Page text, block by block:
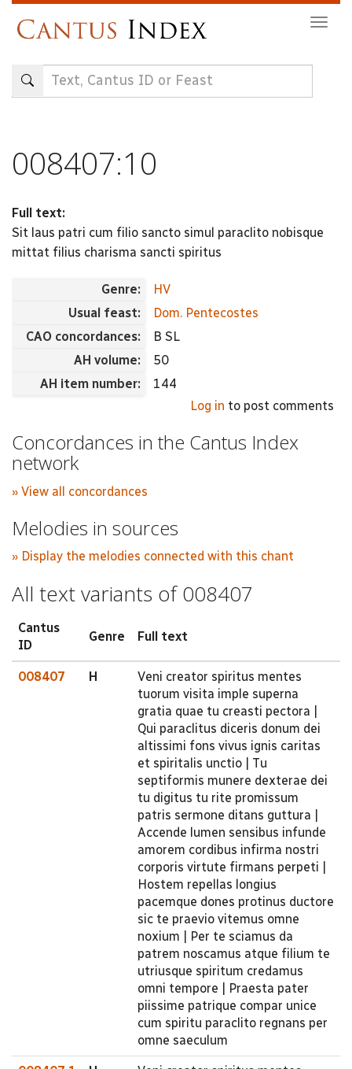
content
008407:10
Full text:
Sit laus patri cum filio sancto simul paraclito nobisque
mittat filius charisma sancti spiritus
Genre:
HV
Usual feast:
Dom. Pentecostes
CAO concordances:
B SL
AH volume:
50
AH item number:
144
Log in to post comments
Concordances in the Cantus Index
network
» View all concordances
Melodies in sources
» Display the melodies connected with this chant
All text variants of 008407
Cantus
ID
Genre Full text
008407 H
Veni creator spiritus mentes
tuorum visita imple superna
gratia quae tu creasti pectora |
Qui paraclitus diceris donum dei
altissimi fons vivus ignis caritas
et spiritalis unctio | Tu
septiformis munere dexterae dei
tu digitus tu rite promissum
patris sermone ditans guttura |
Accende lumen sensibus infunde
amorem cordibus infirma nostri
corporis virtute firmans perpeti |
Hostem repellas longius
pacemque dones protinus ductore
sic te praevio vitemus omne
noxium | Per te sciamus da
patrem noscamus atque filium te
utriusque spiritum credamus
omni tempore | Praesta pater
piissime patrique compar unice
cum spiritu paraclito regnans per
omne saeculum